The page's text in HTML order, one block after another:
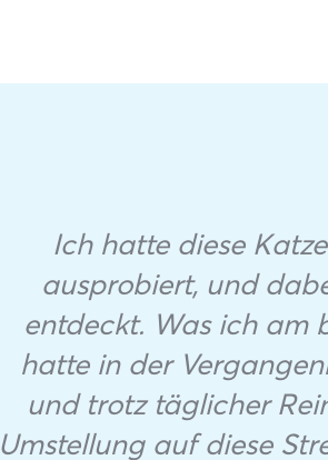
Ich hatte diese
ausprobiert, und
entdeckt. Was ich am
hatte in der
und trotz täglicher
Umstellung auf diese